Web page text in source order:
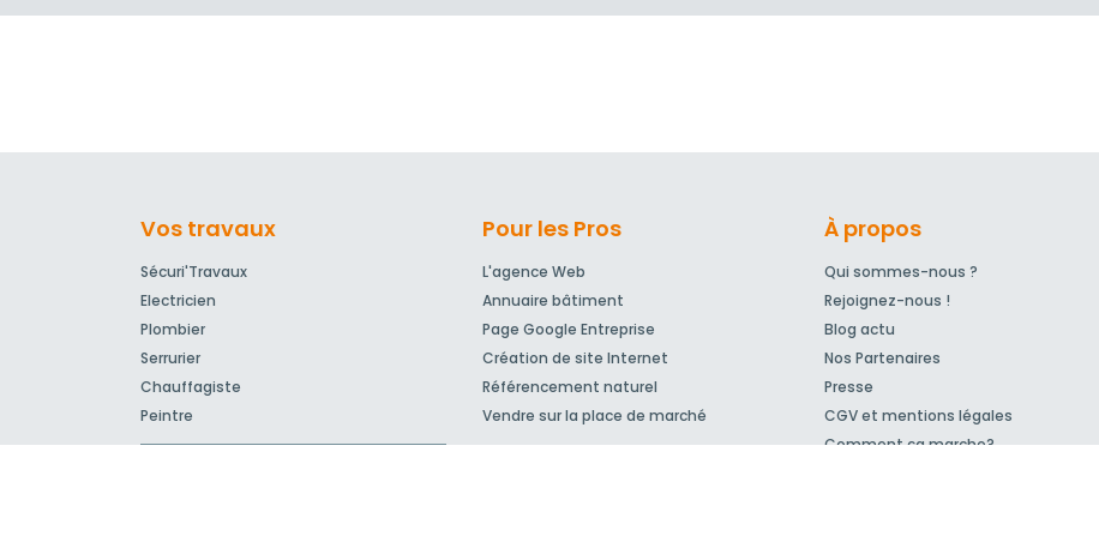
Vos travaux
Sécuri'Travaux
Electricien
Plombier
Serrurier
Chauffagiste
Peintre
Pour les Pros
L'agence Web
Annuaire bâtiment
Page Google Entreprise
Création de site Internet
Référencement naturel
Vendre sur la place de marché
À propos
Qui sommes-nous ?
Rejoignez-nous !
Blog actu
Nos Partenaires
Presse
CGV et mentions légales
Comment ça marche?